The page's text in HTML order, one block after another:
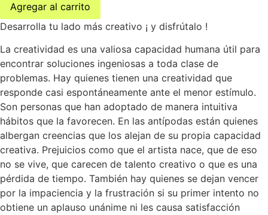
Agregar al carrito
Desarrolla tu lado más creativo ¡ y disfrútalo !
La creatividad es una valiosa capacidad humana útil para
encontrar soluciones ingeniosas a toda clase de
problemas. Hay quienes tienen una creatividad que
responde casi espontáneamente ante el menor estímulo.
Son personas que han adoptado de manera intuitiva
hábitos que la favorecen. En las antípodas están quienes
albergan creencias que los alejan de su propia capacidad
creativa. Prejuicios como que el artista nace, que de eso
no se vive, que carecen de talento creativo o que es una
pérdida de tiempo. También hay quienes se dejan vencer
por la impaciencia y la frustración si su primer intento no
obtiene un aplauso unánime ni les causa satisfacción